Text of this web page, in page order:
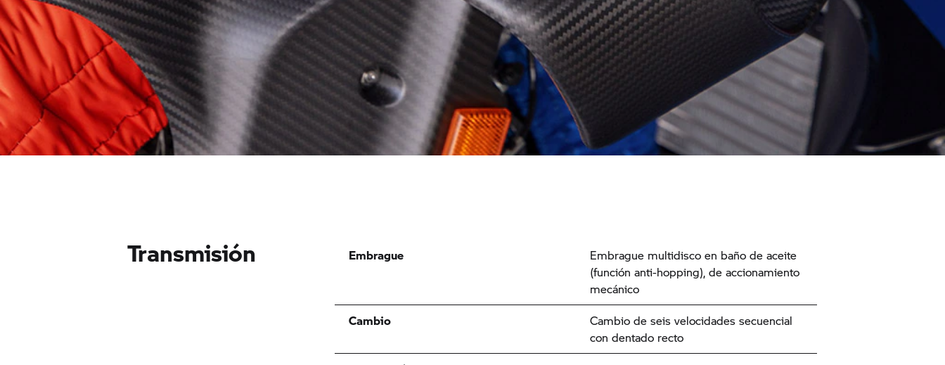
Transmisión Embrague
Embrague multidisco en baño de aceite
(función anti-hopping), de accionamiento
mecánico
Cambio
Cambio de seis velocidades secuencial
con dentado recto